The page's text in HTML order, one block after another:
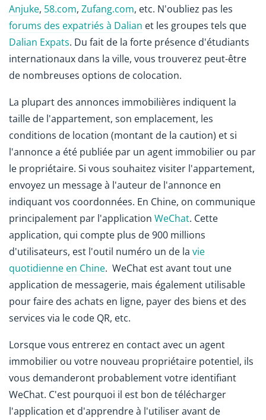
Anjuke, 58.com, Zufang.com, etc. N'oubliez pas les
forums des expatriés à Dalian et les groupes tels que
Dalian Expats. Du fait de la forte présence d'étudiants
internationaux dans la ville, vous trouverez peut-être
de nombreuses options de colocation.
La plupart des annonces immobilières indiquent la
taille de l'appartement, son emplacement, les
conditions de location (montant de la caution) et si
l'annonce a été publiée par un agent immobilier ou par
le propriétaire. Si vous souhaitez visiter l'appartement,
envoyez un message à l'auteur de l'annonce en
indiquant vos coordonnées. En Chine, on communique
principalement par l'application WeChat. Cette
application, qui compte plus de 900 millions
d'utilisateurs, est l'outil numéro un de la vie
quotidienne en Chine. WeChat est avant tout une
application de messagerie, mais également utilisable
pour faire des achats en ligne, payer des biens et des
services via le code QR, etc.
Lorsque vous entrerez en contact avec un agent
immobilier ou votre nouveau propriétaire potentiel, ils
vous demanderont probablement votre identifiant
WeChat. C'est pourquoi il est bon de télécharger
l'application et d'apprendre à l'utiliser avant de